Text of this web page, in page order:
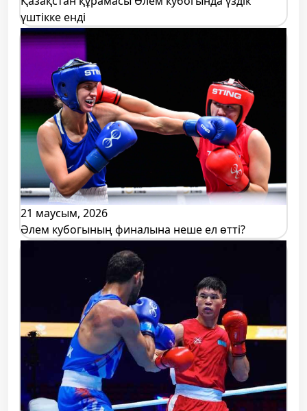
үштікке енді
21 маусым, 2026
Әлем кубогының финалына неше ел өтті?